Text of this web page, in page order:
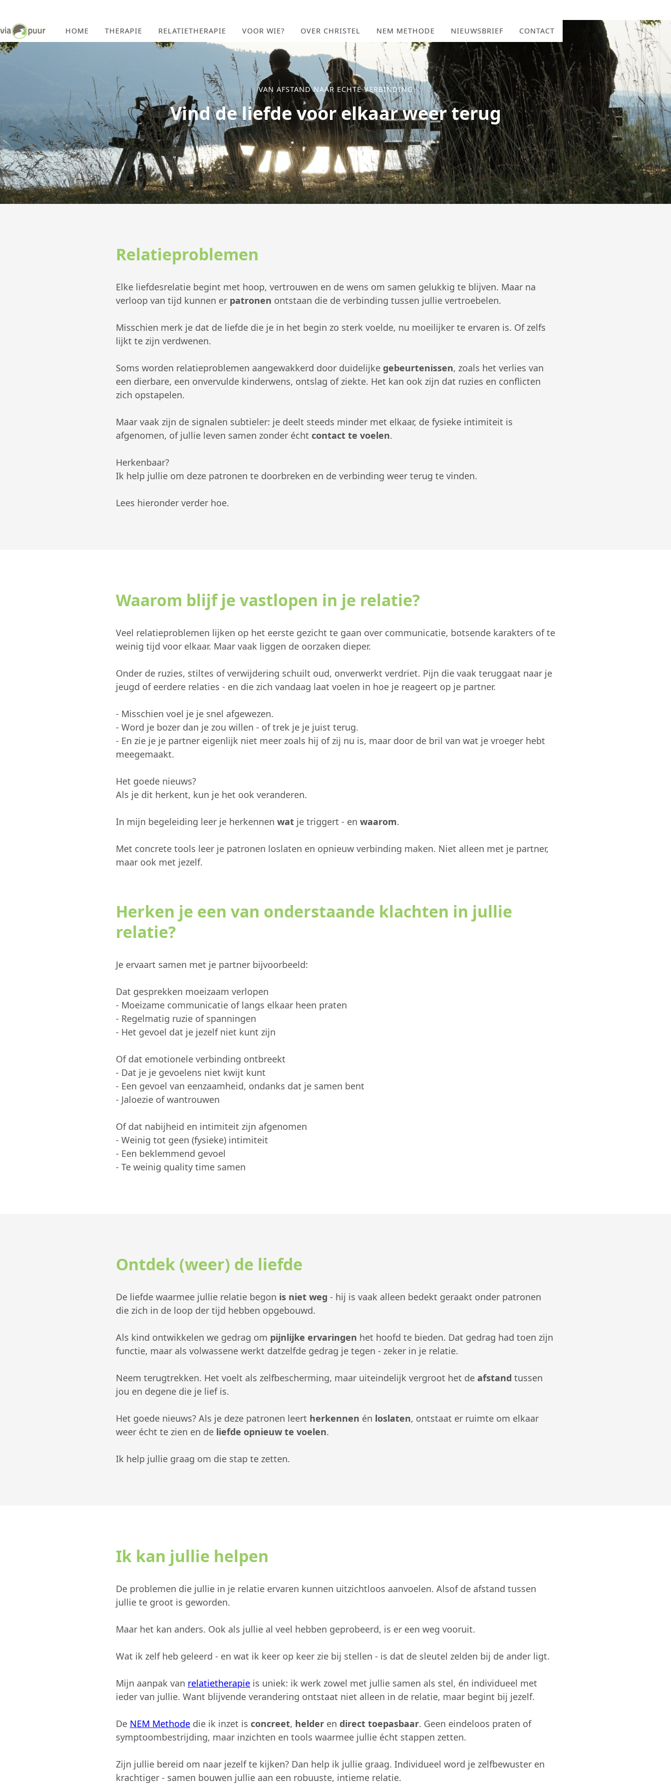
HOME THERAPIE RELATIETHERAPIE VOOR WIE? OVER CHRISTEL NEM METHODE NIEUWSBRIEF CONTACT
VAN AFSTAND NAAR ECHTE VERBINDING
Vind de liefde voor elkaar weer terug
Relatieproblemen
Elke liefdesrelatie begint met hoop, vertrouwen en de wens om samen gelukkig te blijven. Maar na
verloop van tijd kunnen er patronen ontstaan die de verbinding tussen jullie vertroebelen.
Misschien merk je dat de liefde die je in het begin zo sterk voelde, nu moeilijker te ervaren is. Of zelfs
lijkt te zijn verdwenen.
Soms worden relatieproblemen aangewakkerd door duidelijke gebeurtenissen, zoals het verlies van
een dierbare, een onvervulde kinderwens, ontslag of ziekte. Het kan ook zijn dat ruzies en conflicten
zich opstapelen.
Maar vaak zijn de signalen subtieler: je deelt steeds minder met elkaar, de fysieke intimiteit is
afgenomen, of jullie leven samen zonder écht contact te voelen.
Herkenbaar?
Ik help jullie om deze patronen te doorbreken en de verbinding weer terug te vinden.
Lees hieronder verder hoe.
Waarom blijf je vastlopen in je relatie?
Veel relatieproblemen lijken op het eerste gezicht te gaan over communicatie, botsende karakters of te
weinig tijd voor elkaar. Maar vaak liggen de oorzaken dieper.
Onder de ruzies, stiltes of verwijdering schuilt oud, onverwerkt verdriet. Pijn die vaak teruggaat naar je
jeugd of eerdere relaties - en die zich vandaag laat voelen in hoe je reageert op je partner.
- Misschien voel je je snel afgewezen.
- Word je bozer dan je zou willen - of trek je je juist terug.
- En zie je je partner eigenlijk niet meer zoals hij of zij nu is, maar door de bril van wat je vroeger hebt
meegemaakt.
Het goede nieuws?
Als je dit herkent, kun je het ook veranderen.
In mijn begeleiding leer je herkennen wat je triggert - en waarom.
Met concrete tools leer je patronen loslaten en opnieuw verbinding maken. Niet alleen met je partner,
maar ook met jezelf.
Herken je een van onderstaande klachten in jullie
relatie?
Je ervaart samen met je partner bijvoorbeeld:
Dat gesprekken moeizaam verlopen
- Moeizame communicatie of langs elkaar heen praten
- Regelmatig ruzie of spanningen
- Het gevoel dat je jezelf niet kunt zijn
Of dat emotionele verbinding ontbreekt
- Dat je je gevoelens niet kwijt kunt
- Een gevoel van eenzaamheid, ondanks dat je samen bent
- Jaloezie of wantrouwen
Of dat nabijheid en intimiteit zijn afgenomen
- Weinig tot geen (fysieke) intimiteit
- Een beklemmend gevoel
- Te weinig quality time samen
Ontdek (weer) de liefde
De liefde waarmee jullie relatie begon is niet weg - hij is vaak alleen bedekt geraakt onder patronen
die zich in de loop der tijd hebben opgebouwd.
Als kind ontwikkelen we gedrag om pijnlijke ervaringen het hoofd te bieden. Dat gedrag had toen zijn
functie, maar als volwassene werkt datzelfde gedrag je tegen - zeker in je relatie.
Neem terugtrekken. Het voelt als zelfbescherming, maar uiteindelijk vergroot het de afstand tussen
jou en degene die je lief is.
Het goede nieuws? Als je deze patronen leert herkennen én loslaten, ontstaat er ruimte om elkaar
weer écht te zien en de liefde opnieuw te voelen.
Ik help jullie graag om die stap te zetten.
Ik kan jullie helpen
De problemen die jullie in je relatie ervaren kunnen uitzichtloos aanvoelen. Alsof de afstand tussen
jullie te groot is geworden.
Maar het kan anders. Ook als jullie al veel hebben geprobeerd, is er een weg vooruit.
Wat ik zelf heb geleerd - en wat ik keer op keer zie bij stellen - is dat de sleutel zelden bij de ander ligt.
Mijn aanpak van relatietherapie is uniek: ik werk zowel met jullie samen als stel, én individueel met
ieder van jullie. Want blijvende verandering ontstaat niet alleen in de relatie, maar begint bij jezelf.
De NEM Methode die ik inzet is concreet, helder en direct toepasbaar. Geen eindeloos praten of
symptoombestrijding, maar inzichten en tools waarmee jullie écht stappen zetten.
Zijn jullie bereid om naar jezelf te kijken? Dan help ik jullie graag. Individueel word je zelfbewuster en
krachtiger - samen bouwen jullie aan een robuuste, intieme relatie.